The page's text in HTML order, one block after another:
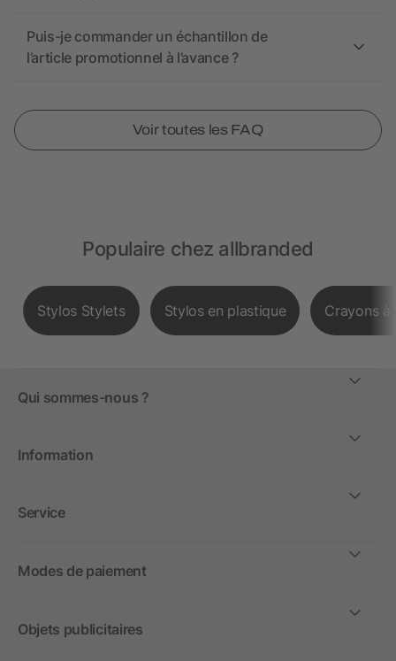
Puis-je commander un échantillon de
l’article promotionnel à l’avance ?
Voir toutes les FAQ
Populaire chez allbranded
Stylos Stylets Stylos en plastique Crayons à
Qui sommes-nous ?
Information
Service
Modes de paiement
Objets publicitaires